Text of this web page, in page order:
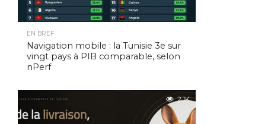
EN BREF
Navigation mobile : la Tunisie 3e sur
vingt pays à PIB comparable, selon
nPerf
2.1K